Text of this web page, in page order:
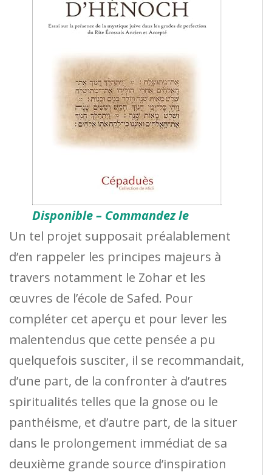
Disponible – Commandez le
Un tel projet supposait préalablement
d’en rappeler les principes majeurs à
travers notamment le Zohar et les
œuvres de l’école de Safed. Pour
compléter cet aperçu et pour lever les
malentendus que cette pensée a pu
quelquefois susciter, il se recommandait,
d’une part, de la confronter à d’autres
spiritualités telles que la gnose ou le
panthéisme, et d’autre part, de la situer
dans le prolongement immédiat de sa
deuxième grande source d’inspiration